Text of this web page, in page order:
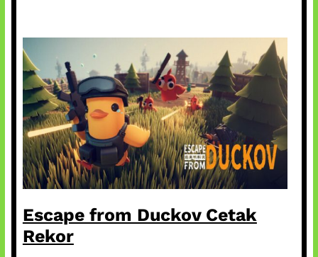
Escape from Duckov Cetak
Rekor